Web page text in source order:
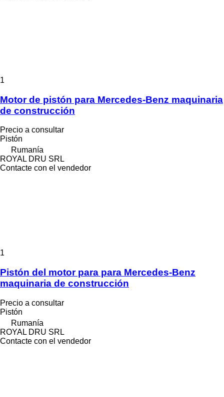
1
Motor de pistón para Mercedes-Benz maquinaria
de construcción
Precio a consultar
Pistón
Rumanía
ROYAL DRU SRL
Contacte con el vendedor
1
Pistón del motor para para Mercedes-Benz
maquinaria de construcción
Precio a consultar
Pistón
Rumanía
ROYAL DRU SRL
Contacte con el vendedor